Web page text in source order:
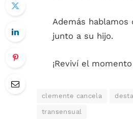
Además
junto a su hijo.
¡Reviví el
clemente cancela
transensual